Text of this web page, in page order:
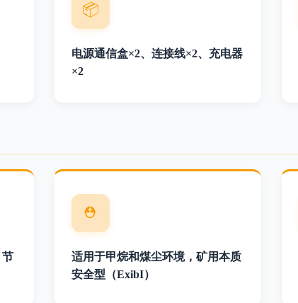
📦
电源通信盒×2、连接线×2、充电器
×2
节
⛑️
适用于甲烷和煤尘环境，矿用本质
安全型（ExibI）